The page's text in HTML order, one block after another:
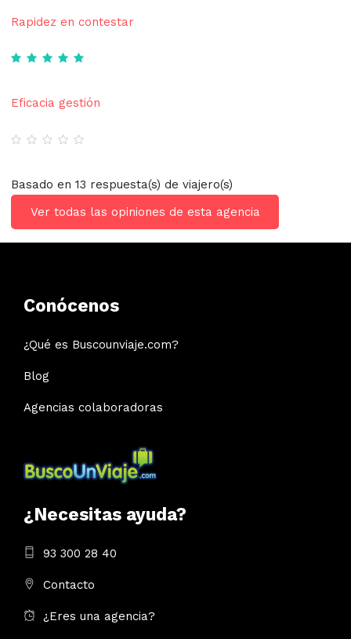
Rapidez en contestar
Eficacia gestión
Basado en 13 respuesta(s) de viajero(s)
Ver todas las opiniones de esta agencia
Conócenos
¿Qué es Buscounviaje.com?
Blog
Agencias colaboradoras
¿Necesitas ayuda?
93 300 28 40
Contacto
¿Eres una agencia?